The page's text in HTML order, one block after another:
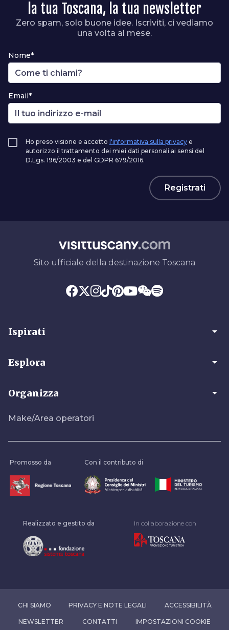
la tua Toscana, la tua newsletter
Zero spam, solo buone idee. Iscriviti, ci vediamo
una volta al mese.
Nome*
Email*
Ho preso visione e accetto l'informativa sulla privacy e
autorizzo il trattamento dei miei dati personali ai sensi del
D.Lgs. 196/2003 e del GDPR 679/2016.
Registrati
Sito ufficiale della destinazione Toscana
Ispirati arrow_drop_down
Esplora arrow_drop_down
Organizza arrow_drop_down
Make/Area operatori
Promosso da Con il contributo di
Realizzato e gestito da In collaborazione con
CHI SIAMO PRIVACY E NOTE LEGALI ACCESSIBILITÀ
NEWSLETTER CONTATTI IMPOSTAZIONI COOKIE